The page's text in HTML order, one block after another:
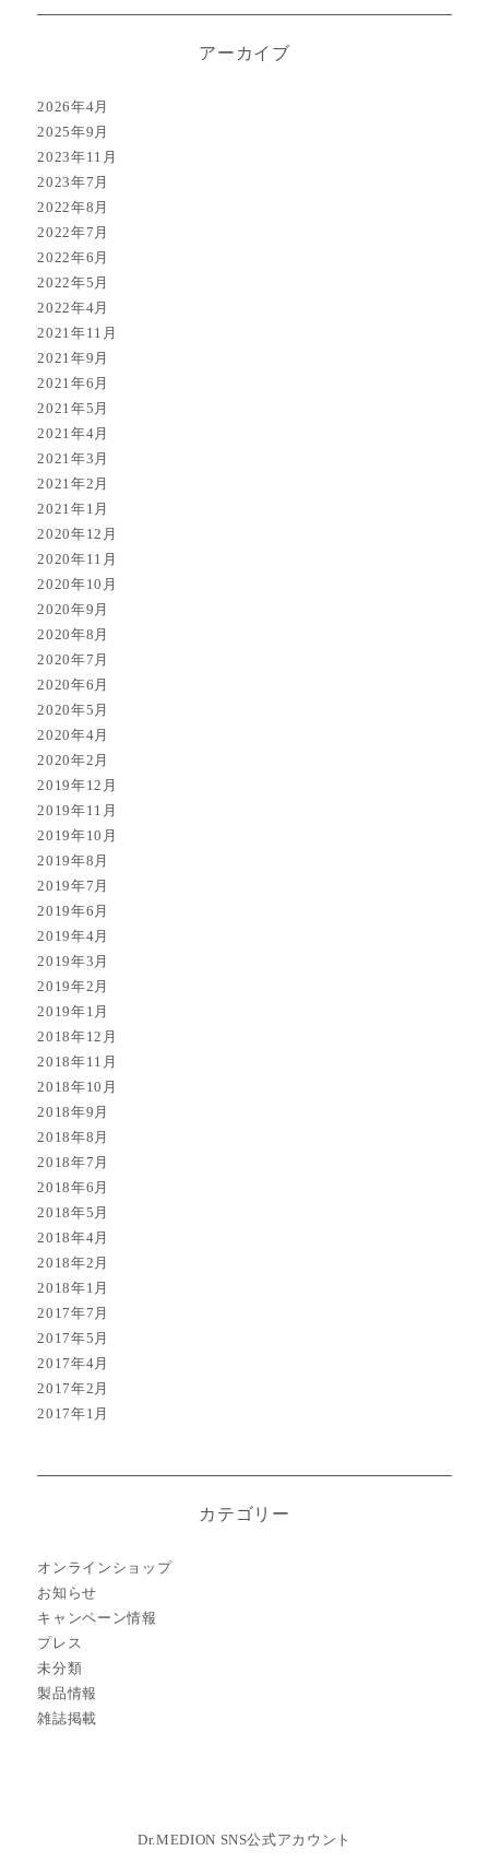
アーカイブ
2026年4月
2025年9月
2023年11月
2023年7月
2022年8月
2022年7月
2022年6月
2022年5月
2022年4月
2021年11月
2021年9月
2021年6月
2021年5月
2021年4月
2021年3月
2021年2月
2021年1月
2020年12月
2020年11月
2020年10月
2020年9月
2020年8月
2020年7月
2020年6月
2020年5月
2020年4月
2020年2月
2019年12月
2019年11月
2019年10月
2019年8月
2019年7月
2019年6月
2019年4月
2019年3月
2019年2月
2019年1月
2018年12月
2018年11月
2018年10月
2018年9月
2018年8月
2018年7月
2018年6月
2018年5月
2018年4月
2018年2月
2018年1月
2017年7月
2017年5月
2017年4月
2017年2月
2017年1月
カテゴリー
オンラインショップ
お知らせ
キャンペーン情報
プレス
未分類
製品情報
雑誌掲載
Dr.MEDION SNS公式アカウント